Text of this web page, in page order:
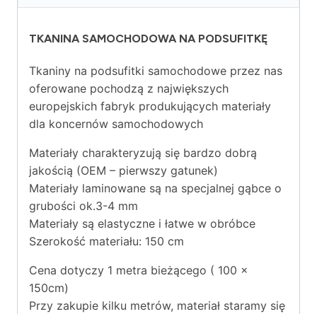
TKANINA SAMOCHODOWA NA PODSUFITKĘ
Tkaniny na podsufitki samochodowe przez nas
oferowane pochodzą z największych
europejskich fabryk produkujących materiały
dla koncernów samochodowych
Materiały charakteryzują się bardzo dobrą
jakością (OEM – pierwszy gatunek)
Materiały laminowane są na specjalnej gąbce o
grubości ok.3-4 mm
Materiały są elastyczne i łatwe w obróbce
Szerokość materiału: 150 cm
Cena dotyczy 1 metra bieżącego ( 100 x
150cm)
Przy zakupie kilku metrów, materiał staramy się